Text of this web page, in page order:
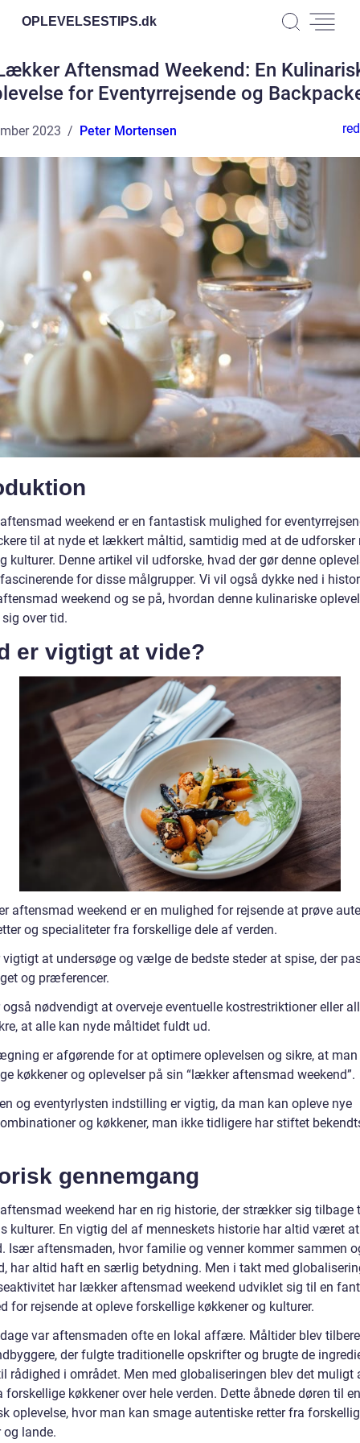
OPLEVELSESTIPS.dk
Aftensmad Weekend: En
for Eventyrrejsende og
2023 Peter Mortensen
weekend er en fantastisk mulighed for
til at nyde et lækkert måltid, samtidig med at de udforsker
kulturer. Denne artikel vil udforske, hvad der gør denne
for disse målgrupper. Vi vil også dykke ned i
weekend og se på, hvordan denne kulinariske
over tid.
er vigtigt at vide?
aftensmad weekend er en mulighed for rejsende at prøve
og specialiteter fra forskellige dele af verden.
vigtigt at undersøge og vælge de bedste steder at spise, der
og præferencer.
også nødvendigt at overveje eventuelle kostrestriktioner eller
at alle kan nyde måltidet fuldt ud.
er afgørende for at optimere oplevelsen og sikre, at man
køkkener og oplevelser på sin “lækker aftensmad weekend”.
og eventyrlysten indstilling er vigtig, da man kan opleve nye
og køkkener, man ikke tidligere har stiftet
gennemgang
weekend har en rig historie, der strækker sig tilbage
kulturer. En vigtig del af menneskets historie har altid været
Især aftensmaden, hvor familie og venner kommer sammen
har altid haft en særlig betydning. Men i takt med
har lækker aftensmad weekend udviklet sig til en
for rejsende at opleve forskellige køkkener og kulturer.
var aftensmaden ofte en lokal affære. Måltider blev
der fulgte traditionelle opskrifter og brugte de
rådighed i området. Men med globaliseringen blev det muligt
forskellige køkkener over hele verden. Dette åbnede døren til en
oplevelse, hvor man kan smage autentiske retter fra
og lande.